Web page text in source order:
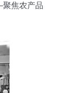
焦农产品